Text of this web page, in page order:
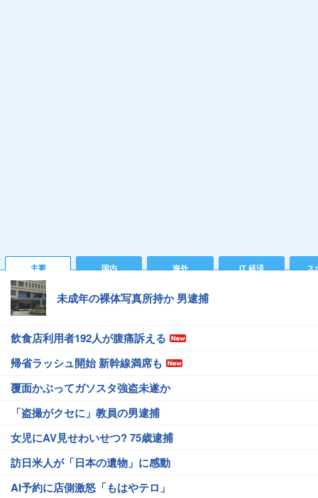
主要 国内 海外 IT 経済 ス
未成年の裸体写真所持か 男逮捕
飲食店利用者192人が腹痛訴える
帰省ラッシュ開始 新幹線満席も
覆面かぶってガソスタ強盗未遂か
「盗撮がクセに」教員の男逮捕
女児にAV見せわいせつ? 75歳逮捕
訪日米人が「日本の遺物」に感動
AI予約に店側激怒「もはやテロ」